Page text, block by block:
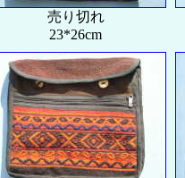
売り切れ
23*26cm